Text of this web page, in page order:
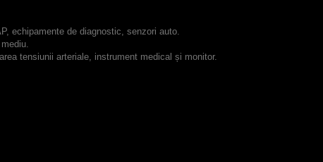
echipamente de diagnostic, senzori auto.
tensiunii arteriale, instrument medical și monitor.